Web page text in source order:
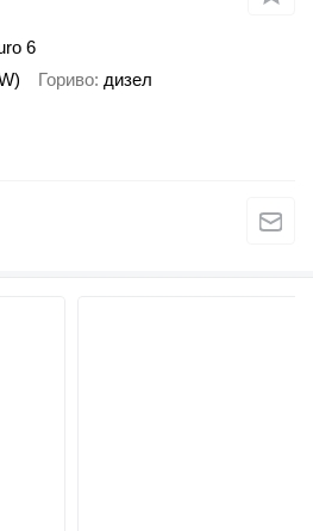
6
Гориво дизел